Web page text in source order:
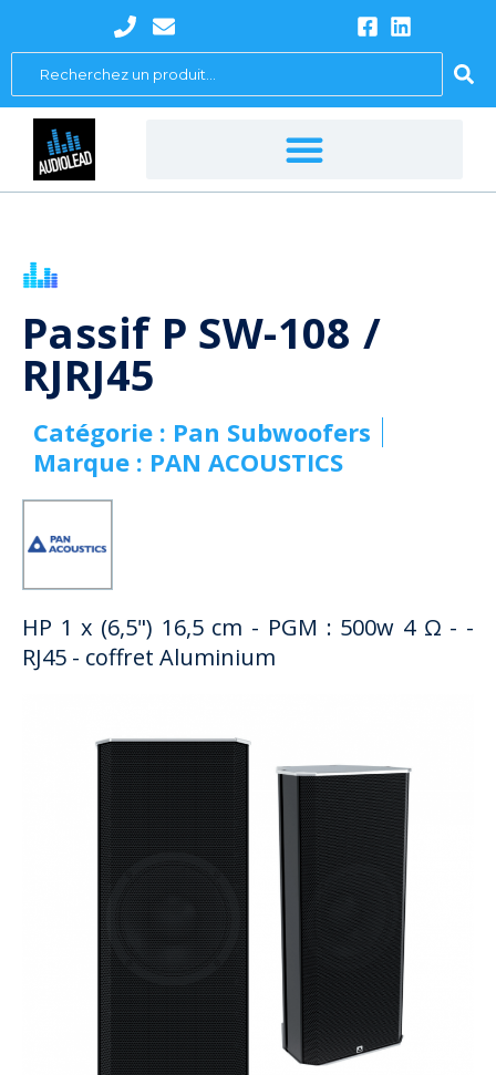
contenu
Search
...
Passif P SW-108 /
RJRJ45
Catégorie : Pan Subwoofers
Marque : PAN ACOUSTICS
HP 1 x (6,5") 16,5 cm - PGM : 500w 4 Ω - -
RJ45 - coffret Aluminium